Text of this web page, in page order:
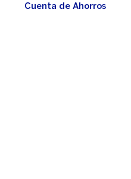
Cuenta de Ahorros